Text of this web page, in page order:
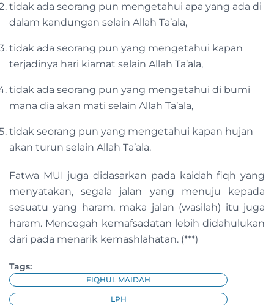
tidak ada seorang pun mengetahui apa yang ada di
dalam kandungan selain Allah Ta’ala,
tidak ada seorang pun yang mengetahui kapan
terjadinya hari kiamat selain Allah Ta’ala,
tidak ada seorang pun yang mengetahui di bumi
mana dia akan mati selain Allah Ta’ala,
tidak seorang pun yang mengetahui kapan hujan
akan turun selain Allah Ta’ala.
Fatwa MUI juga didasarkan pada kaidah fiqh yang
menyatakan, segala jalan yang menuju kepada
sesuatu yang haram, maka jalan (wasilah) itu juga
haram. Mencegah kemafsadatan lebih didahulukan
dari pada menarik kemashlahatan. (***)
Tags:
FIQHUL MAIDAH
LPH